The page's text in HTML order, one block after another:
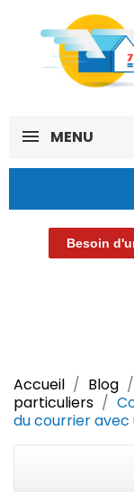
MENU
Besoin
Accueil Blog
particuliers
du courrier